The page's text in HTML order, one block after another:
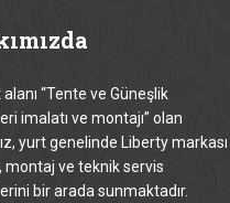
alanı “Tente ve Güneşlik
imalatı ve montajı” olan
yurt genelinde Liberty markası
montaj ve teknik servis
bir arada sunmaktadır.